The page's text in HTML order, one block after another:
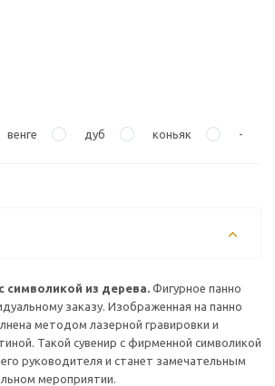
венге дуб коньяк -
символикой из дерева. Фигурное панно
заказу. Изображенная на панно
методом лазерной гравировки и
Такой сувенир с фирменной символикой
руководителя и станет замечательным
мероприятии.